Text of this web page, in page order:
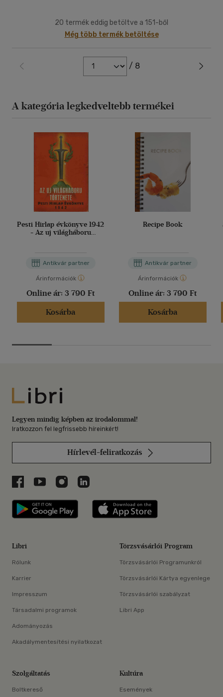
20 termék eddig betöltve a 151-ből
Még több termék betöltése
/ 8
A kategória legkedveltebb termékei
Pesti Hirlap évkönyve 1942
- Az uj világháboru
Antikvár partner
Árinformációk
Online ár: 3 790 Ft
Kosárba
Recipe Book
Antikvár partner
Árinformációk
Online ár: 3 790 Ft
Kosárba
Libri
Legyen mindig képben az irodalommal!
Iratkozzon fel legfrissebb híreinkért!
Hírlevél-feliratkozás
Libri a Facebookon
Libri a Youtube-on
Libri az Instagramon
Libri a LinkedInen
Libri applikáció Szerezd meg: Google
Libri
Rólunk
Karrier
Impresszum
Társadalmi programok
Adományozás
Akadálymentesítési nyilatkozat
Törzsvásárlói Program
Törzsvásárlói Programunkról
Törzsvásárlói Kártya egyenlege
Törzsvásárlói szabályzat
Libri App
Szolgáltatás
Boltkereső
Kultúra
Események